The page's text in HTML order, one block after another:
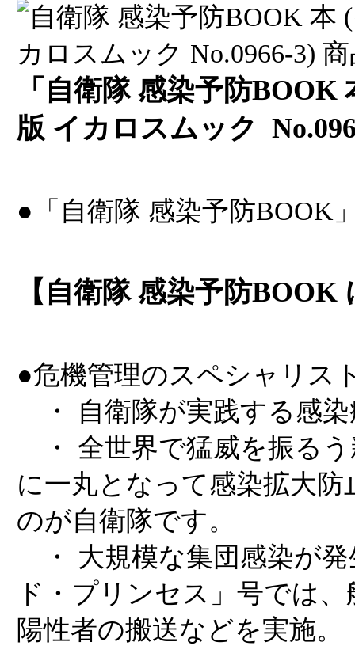
「自衛隊 感染予防BOOK
版 イカロスムック
●「自衛隊 感染予防BOOK
【自衛隊 感染予防BOOK
●危機管理のスペシャリ
・ 自衛隊が実践する感染
・ 全世界で猛威を振る
に一丸となって感染拡大
のが自衛隊です。
・ 大規模な集団感染が
ド・プリンセス」号では
陽性者の搬送などを実施。